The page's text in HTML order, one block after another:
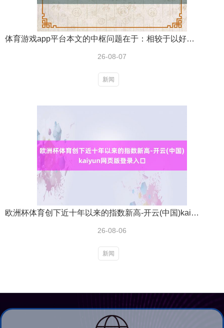
体育游戏app平台本文的中枢问题在于：相较于以好意思国为代表的西方-开云(中国)kaiyun网页版登录入口
26-08-07
新闻
欧洲杯体育创下近十年以来的指数新高-开云(中国)kaiyun网页版登录入口
26-08-06
新闻